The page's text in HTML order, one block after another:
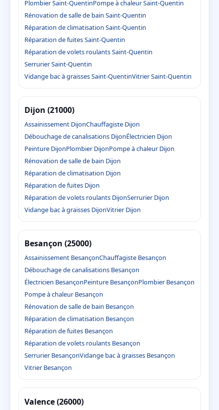
Plombier Saint-QuentinPompe à chaleur Saint-Quentin
Rénovation de salle de bain Saint-Quentin
Réparation de climatisation Saint-Quentin
Réparation de fuites Saint-Quentin
Réparation de volets roulants Saint-Quentin
Serrurier Saint-Quentin
Vidange bac à graisses Saint-QuentinVitrier Saint-Quentin
Dijon (21000)
Assainissement DijonChauffagiste Dijon
Débouchage de canalisations DijonÉlectricien Dijon
Peinture DijonPlombier DijonPompe à chaleur Dijon
Rénovation de salle de bain Dijon
Réparation de climatisation Dijon
Réparation de fuites Dijon
Réparation de volets roulants DijonSerrurier Dijon
Vidange bac à graisses DijonVitrier Dijon
Besançon (25000)
Assainissement BesançonChauffagiste Besançon
Débouchage de canalisations Besançon
Électricien BesançonPeinture BesançonPlombier Besançon
Pompe à chaleur Besançon
Rénovation de salle de bain Besançon
Réparation de climatisation Besançon
Réparation de fuites Besançon
Réparation de volets roulants Besançon
Serrurier BesançonVidange bac à graisses Besançon
Vitrier Besançon
Valence (26000)